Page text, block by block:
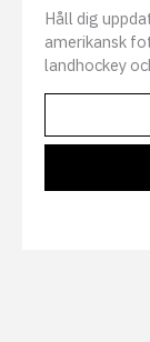
Håll dig
amerikansk
landhockey